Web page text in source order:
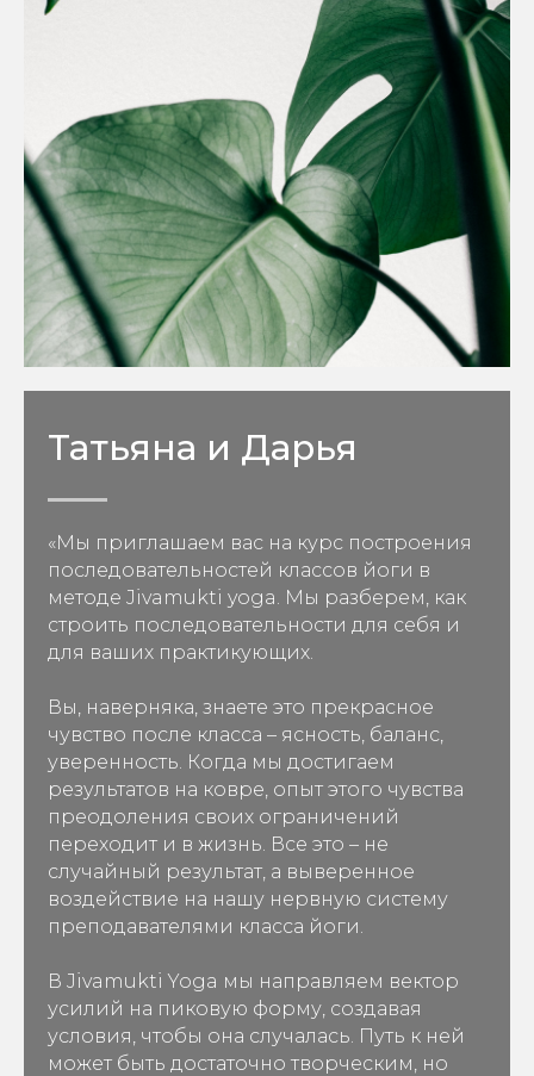
Татьяна и Дарья
«Мы приглашаем вас на курс построения
последовательностей классов йоги в
методе Jivamukti yoga. Мы разберем, как
строить последовательности для себя и
для ваших практикующих.
Вы, наверняка, знаете это прекрасное
чувство после класса – ясность, баланс,
уверенность. Когда мы достигаем
результатов на ковре, опыт этого чувства
преодоления своих ограничений
переходит и в жизнь. Все это – не
случайный результат, а выверенное
воздействие на нашу нервную систему
преподавателями класса йоги.
В Jivamukti Yoga мы направляем вектор
усилий на пиковую форму, создавая
условия, чтобы она случалась. Путь к ней
может быть достаточно творческим, но